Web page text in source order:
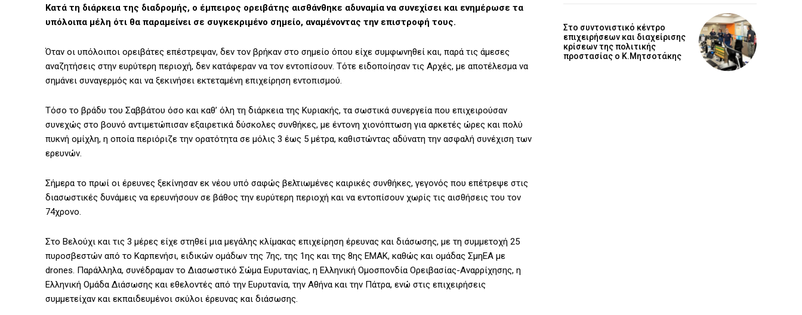
Κατά τη διάρκεια της διαδρομής, ο έμπειρος ορειβάτης αισθάνθηκε αδυναμία να συνεχίσει και ενημέρωσε τα
υπόλοιπα μέλη ότι θα παραμείνει σε συγκεκριμένο σημείο, αναμένοντας την επιστροφή τους.
Όταν οι υπόλοιποι ορειβάτες επέστρεψαν, δεν τον βρήκαν στο σημείο όπου είχε συμφωνηθεί και, παρά τις άμεσες
αναζητήσεις στην ευρύτερη περιοχή, δεν κατάφεραν να τον εντοπίσουν. Τότε ειδοποίησαν τις Αρχές, με αποτέλεσμα να
σημάνει συναγερμός και να ξεκινήσει εκτεταμένη επιχείρηση εντοπισμού.
Τόσο το βράδυ του Σαββάτου όσο και καθ’ όλη τη διάρκεια της Κυριακής, τα σωστικά συνεργεία που επιχειρούσαν
συνεχώς στο βουνό αντιμετώπισαν εξαιρετικά δύσκολες συνθήκες, με έντονη χιονόπτωση για αρκετές ώρες και πολύ
πυκνή ομίχλη, η οποία περιόριζε την ορατότητα σε μόλις 3 έως 5 μέτρα, καθιστώντας αδύνατη την ασφαλή συνέχιση των
ερευνών.
Σήμερα το πρωί οι έρευνες ξεκίνησαν εκ νέου υπό σαφώς βελτιωμένες καιρικές συνθήκες, γεγονός που επέτρεψε στις
διασωστικές δυνάμεις να ερευνήσουν σε βάθος την ευρύτερη περιοχή και να εντοπίσουν χωρίς τις αισθήσεις του τον
74χρονο.
Στο Βελούχι και τις 3 μέρες είχε στηθεί μια μεγάλης κλίμακας επιχείρηση έρευνας και διάσωσης, με τη συμμετοχή 25
πυροσβεστών από το Καρπενήσι, ειδικών ομάδων της 7ης, της 1ης και της 8ης ΕΜΑΚ, καθώς και ομάδας ΣμηΕΑ με
drones. Παράλληλα, συνέδραμαν το Διασωστικό Σώμα Ευρυτανίας, η Ελληνική Ομοσπονδία Ορειβασίας-Αναρρίχησης, η
Ελληνική Ομάδα Διάσωσης και εθελοντές από την Ευρυτανία, την Αθήνα και την Πάτρα, ενώ στις επιχειρήσεις
συμμετείχαν και εκπαιδευμένοι σκύλοι έρευνας και διάσωσης.
Στο συντονιστικό κέντρο
επιχειρήσεων και διαχείρισης
κρίσεων της πολιτικής
προστασίας ο Κ.Μητσοτάκης